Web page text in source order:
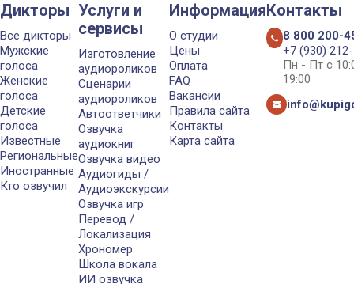
Дикторы
Все дикторы
Мужские
голоса
Женские
голоса
Детские
голоса
Известные
Региональные
Иностранные
Кто озвучил
Услуги и
сервисы
Изготовление
аудиороликов
Сценарии
аудиороликов
Автоответчики
Озвучка
аудиокниг
Озвучка видео
Аудиогиды /
Аудиоэкскурсии
Озвучка игр
Перевод /
Локализация
Хрономер
Школа вокала
ИИ озвучка
Информация
О студии
Цены
Оплата
FAQ
Вакансии
Правила сайта
Контакты
Карта сайта
Контакты
8 800 200-
+7 (930)
Пн - Пт с
19:00